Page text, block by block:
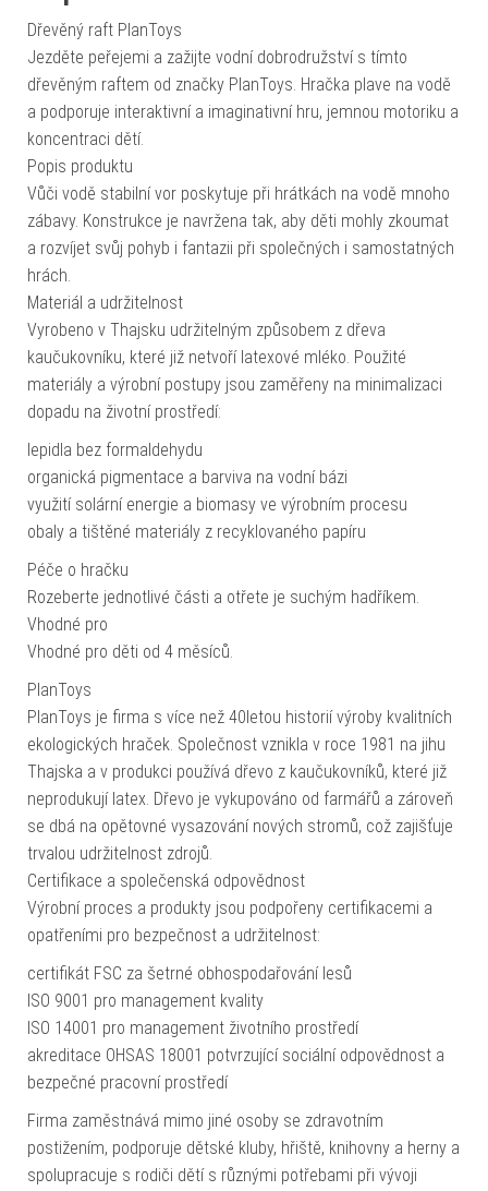
Dřevěný raft PlanToys
Jezděte peřejemi a zažijte vodní dobrodružství s tímto
dřevěným raftem od značky PlanToys. Hračka plave na vodě
a podporuje interaktivní a imaginativní hru, jemnou motoriku a
koncentraci dětí.
Popis produktu
Vůči vodě stabilní vor poskytuje při hrátkách na vodě mnoho
zábavy. Konstrukce je navržena tak, aby děti mohly zkoumat
a rozvíjet svůj pohyb i fantazii při společných i samostatných
hrách.
Materiál a udržitelnost
Vyrobeno v Thajsku udržitelným způsobem z dřeva
kaučukovníku, které již netvoří latexové mléko. Použité
materiály a výrobní postupy jsou zaměřeny na minimalizaci
dopadu na životní prostředí:
lepidla bez formaldehydu
organická pigmentace a barviva na vodní bázi
využití solární energie a biomasy ve výrobním procesu
obaly a tištěné materiály z recyklovaného papíru
Péče o hračku
Rozeberte jednotlivé části a otřete je suchým hadříkem.
Vhodné pro
Vhodné pro děti od 4 měsíců.
PlanToys
PlanToys je firma s více než 40letou historií výroby kvalitních
ekologických hraček. Společnost vznikla v roce 1981 na jihu
Thajska a v produkci používá dřevo z kaučukovníků, které již
neprodukují latex. Dřevo je vykupováno od farmářů a zároveň
se dbá na opětovné vysazování nových stromů, což zajišťuje
trvalou udržitelnost zdrojů.
Certifikace a společenská odpovědnost
Výrobní proces a produkty jsou podpořeny certifikacemi a
opatřeními pro bezpečnost a udržitelnost:
certifikát FSC za šetrné obhospodařování lesů
ISO 9001 pro management kvality
ISO 14001 pro management životního prostředí
akreditace OHSAS 18001 potvrzující sociální odpovědnost a
bezpečné pracovní prostředí
Firma zaměstnává mimo jiné osoby se zdravotním
postižením, podporuje dětské kluby, hřiště, knihovny a herny a
spolupracuje s rodiči dětí s různými potřebami při vývoji